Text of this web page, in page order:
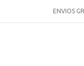
ENVIOS